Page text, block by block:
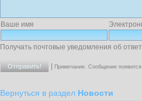
Ваше имя
Получать почтовые уведомления об
| Примечание. Сообщение
Вернуться в раздел Новости